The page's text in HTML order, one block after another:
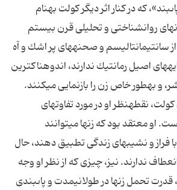
كه در كنار اثر دیگر كولت به‏نام
روان‏شناختى و تحلیلى قرن بیستم
سانتى‏مانتالیسم و صحنه‏هاى پر اشك و آه
اصیل رمانتیك ندارند، اندوهناك‏ترین
نقطه‏نظر او در مورد تفاوت‏هاى
او معتقد بود كه زن‏ها مى‏توانند
فراز و نشیب‏هاى زندگى تطبیق دهند، حال
ندارند. نیز، چیزى كه از نظر او وجه
قدرت تحمل زن‏ها در طولانى‏مدت و پاى‏بندى